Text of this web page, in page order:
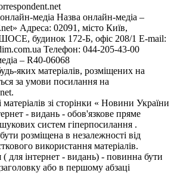
медіа Назва онлайн-медіа –
Адреса: 02091, місто Київ,
будинок 172-Б, офіс 208/1 E-mail:
Телефон: 044-205-43-00
– R40-06068
яких матеріалів, розміщених на
за умови посилання на
зі сторінки « Новини України
- видань - обов'язкове пряме
систем гіперпосилання .
розміщена в незалежності від
використання матеріалів.
( для інтернет - видань) - повинна бути
або в першому абзаці